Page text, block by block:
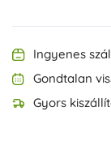
Ingyenes
Gondtalan
Gyors